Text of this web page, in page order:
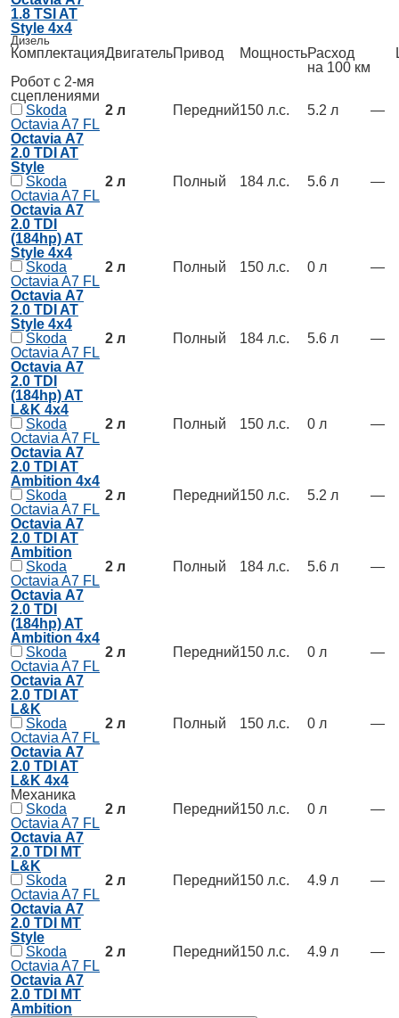
1.8 TSI AT
Style 4x4
Дизель
КомплектацияДвигательПривод МощностьРасход
на 100 км
Робот с 2-мя
сцеплениями
Skoda
Octavia A7 FL
Octavia А7
2.0 TDI AT
Style
2 л Передний150 л.с. 5.2 л —
Skoda
Octavia A7 FL
Octavia А7
2.0 TDI
(184hp) AT
Style 4x4
2 л Полный 184 л.с. 5.6 л —
Skoda
Octavia A7 FL
Octavia А7
2.0 TDI AT
Style 4x4
2 л Полный 150 л.с. 0 л —
Skoda
Octavia A7 FL
Octavia А7
2.0 TDI
(184hp) AT
L&K 4x4
2 л Полный 184 л.с. 5.6 л —
Skoda
Octavia A7 FL
Octavia А7
2.0 TDI AT
Ambition 4x4
2 л Полный 150 л.с. 0 л —
Skoda
Octavia A7 FL
Octavia А7
2.0 TDI AT
Ambition
2 л Передний150 л.с. 5.2 л —
Skoda
Octavia A7 FL
Octavia А7
2.0 TDI
(184hp) AT
Ambition 4x4
2 л Полный 184 л.с. 5.6 л —
Skoda
Octavia A7 FL
Octavia А7
2.0 TDI AT
L&K
2 л Передний150 л.с. 0 л —
Skoda
Octavia A7 FL
Octavia А7
2.0 TDI AT
L&K 4x4
2 л Полный 150 л.с. 0 л —
Механика
Skoda
Octavia A7 FL
Octavia А7
2.0 TDI MT
L&K
2 л Передний150 л.с. 0 л —
Skoda
Octavia A7 FL
Octavia А7
2.0 TDI MT
Style
2 л Передний150 л.с. 4.9 л —
Skoda
Octavia A7 FL
Octavia А7
2.0 TDI MT
Ambition
2 л Передний150 л.с. 4.9 л —